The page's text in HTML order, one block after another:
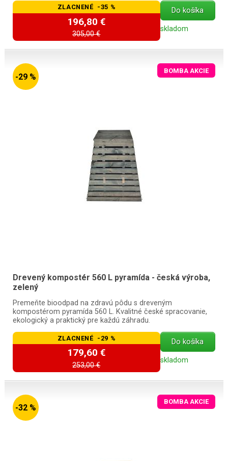
ZLACNENÉ -35 %
196,80 €
305,00 €
Do košíka
skladom
-29 %
BOMBA AKCIE
Drevený kompostér 560 L pyramída - česká výroba,
zelený
Premeňte bioodpad na zdravú pôdu s dreveným
kompostérom pyramída 560 L. Kvalitné české spracovanie,
ekologický a praktický pre každú záhradu.
ZLACNENÉ -29 %
179,60 €
253,00 €
Do košíka
skladom
-32 %
BOMBA AKCIE